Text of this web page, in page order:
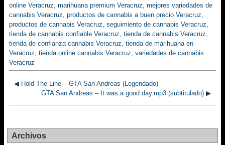
online Veracruz, marihuana premium Veracruz, mejores variedades de
cannabis Veracruz, productos de cannabis a buen precio Veracruz,
productos de cannabis Veracruz, seguimiento de cannabis Veracruz,
tienda de cannabis confiable Veracruz, tienda de cannabis Veracruz,
tienda de confianza cannabis Veracruz, tienda de marihuana en
Veracruz, tienda online cannabis Veracruz, variedades de cannabis
Veracruz
◀ Hold The Line – GTA San Andreas (Legendado)
GTA San Andreas – It was a good day.mp3 (subtitulado) ▶
Archivos